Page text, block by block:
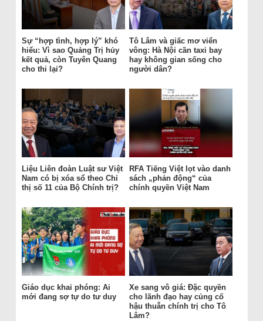
Sự “hợp tình, hợp lý” khó
hiểu: Vì sao Quảng Trị hủy
kết quả, còn Tuyên Quang
cho thi lại?
Tô Lâm và giấc mơ viển
vông: Hà Nội cần taxi bay
hay không gian sống cho
người dân?
Liệu Liên đoàn Luật sư Việt
Nam có bị xóa sổ theo Chỉ
thị số 11 của Bộ Chính trị?
RFA Tiếng Việt lọt vào danh
sách „phản động“ của
chính quyền Việt Nam
Giáo dục khai phóng: Ai
mới đang sợ tự do tư duy
Xe sang vô giá: Đặc quyền
cho lãnh đạo hay củng cố
hậu thuẫn chính trị cho Tô
Lâm?